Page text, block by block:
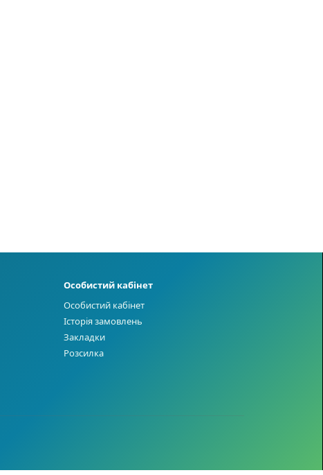
Особистий кабінет
Особистий кабінет
Історія замовлень
Закладки
Розсилка